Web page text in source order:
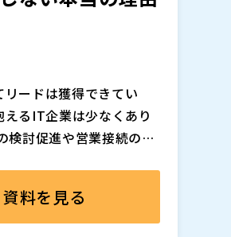
です。
解説します。
ードは獲得できてい
るIT企業は少なくあり
検討促進や営業接続の設
料ダウンロードやウェ
うした変化を捉え、適切
生む仕組み作りについて
資料を見る